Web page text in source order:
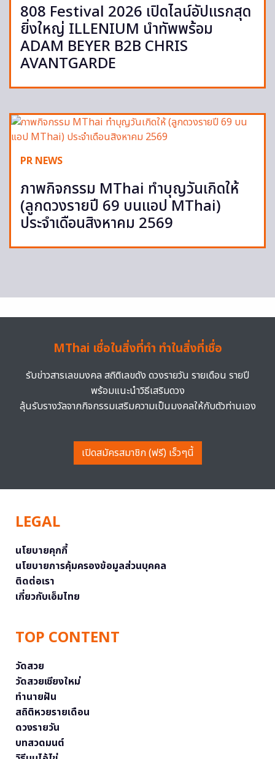
808 Festival 2026 เปิดไลน์อัปแรกสุด
ยิ่งใหญ่ ILLENIUM นำทัพพร้อม
ADAM BEYER B2B CHRIS
AVANTGARDE
PR NEWS
ภาพกิจกรรม MThai ทำบุญวันเกิดให้
(ลูกดวงรายปี 69 บนแอป MThai)
ประจำเดือนสิงหาคม 2569
MThai เชื่อในสิ่งที่ทำ ทำในสิ่งที่เชื่อ
รับข่าวสารเลขมงคล สถิติเลขดัง ดวงรายวัน รายเดือน รายปี
พร้อมแนะนำวิธีเสริมดวง
ลุ้นรับรางวัลจากกิจกรรมเสริมความเป็นมงคลให้กับตัวท่านเอง
เปิดสมัครสมาชิก (ฟรี) เร็วๆนี้
LEGAL
นโยบายคุกกี้
นโยบายการคุ้มครองข้อมูลส่วนบุคคล
ติดต่อเรา
เกี่ยวกับเอ็มไทย
TOP CONTENT
วัดสวย
วัดสวยเชียงใหม่
ทำนายฝัน
สถิติหวยรายเดือน
ดวงรายวัน
บทสวดมนต์